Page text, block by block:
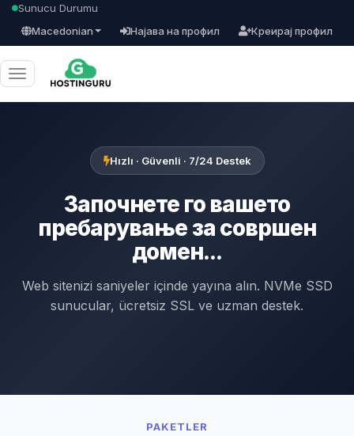
Sunucu Durumu
Macedonian
Најава на профил Креирај профил
Вклучете
Hızlı · Güvenli · 7/24 Destek
Започнете го вашето
пребарување за совршен
домен...
Web sitenizi saniyeler içinde yayına alın. NVMe SSD
sunucular, ücretsiz SSL ve uzman destek.
PAKETLER